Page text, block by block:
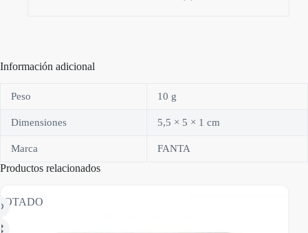
Información adicional
Peso 10 g
Dimensiones 5,5 × 5 × 1 cm
Marca FANTA
Productos relacionados